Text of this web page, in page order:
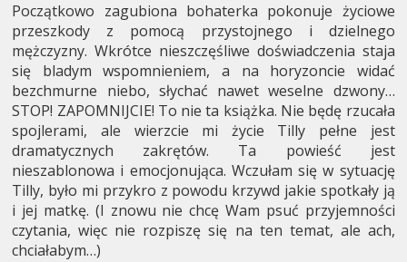
Początkowo zagubiona bohaterka pokonuje życiowe
przeszkody z pomocą przystojnego i dzielnego
mężczyzny. Wkrótce nieszczęśliwe doświadczenia staja
się bladym wspomnieniem, a na horyzoncie widać
bezchmurne niebo, słychać nawet weselne dzwony…
STOP! ZAPOMNIJCIE! To nie ta książka. Nie będę rzucała
spojlerami, ale wierzcie mi życie Tilly pełne jest
dramatycznych zakrętów. Ta powieść jest
nieszablonowa i emocjonująca. Wczułam się w sytuację
Tilly, było mi przykro z powodu krzywd jakie spotkały ją
i jej matkę. (I znowu nie chcę Wam psuć przyjemności
czytania, więc nie rozpiszę się na ten temat, ale ach,
chciałabym…)